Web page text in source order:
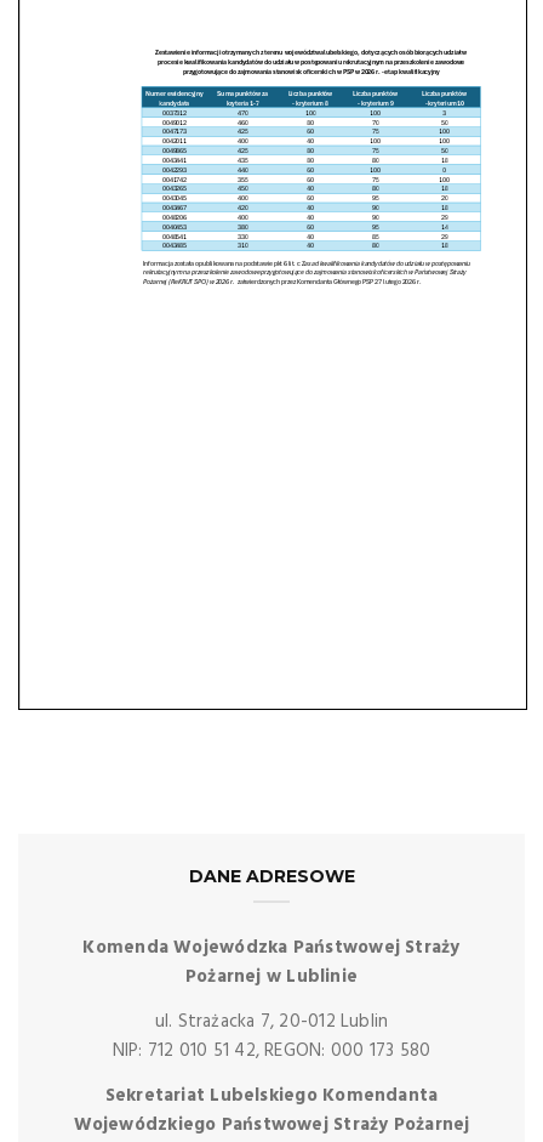
DANE ADRESOWE
Komenda Wojewódzka Państwowej Straży
Pożarnej w Lublinie
ul. Strażacka 7, 20-012 Lublin
NIP: 712 010 51 42, REGON: 000 173 580
Sekretariat Lubelskiego Komendanta
Wojewódzkiego Państwowej Straży Pożarnej